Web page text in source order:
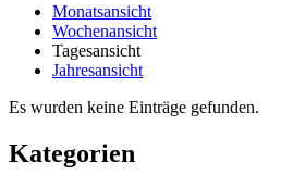
Monatsansicht
Wochenansicht
Tagesansicht
Jahresansicht
Es wurden keine Einträge gefunden.
Kategorien